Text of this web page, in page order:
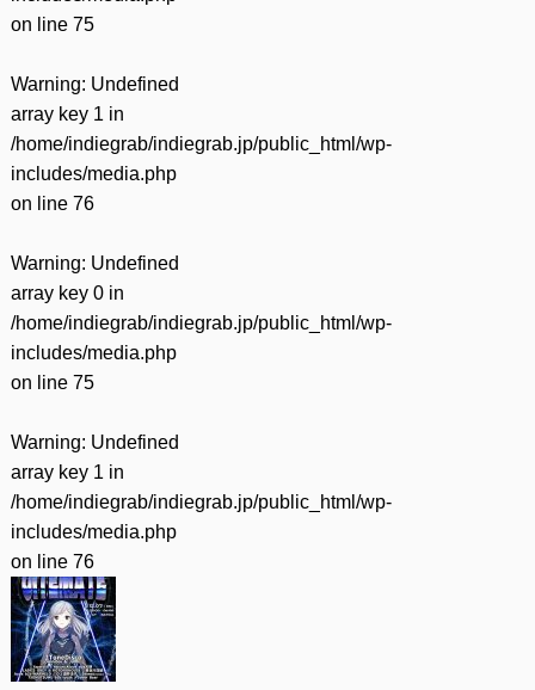
on line 75
Warning: Undefined
array key 1 in
/home/indiegrab/indiegrab.jp/public_html/wp-
includes/media.php
on line 76
Warning: Undefined
array key 0 in
/home/indiegrab/indiegrab.jp/public_html/wp-
includes/media.php
on line 75
Warning: Undefined
array key 1 in
/home/indiegrab/indiegrab.jp/public_html/wp-
includes/media.php
on line 76